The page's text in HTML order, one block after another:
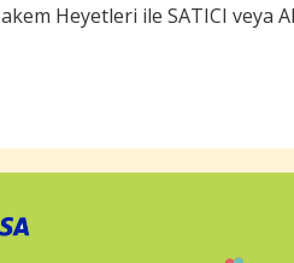
Heyetleri ile SATICI veya